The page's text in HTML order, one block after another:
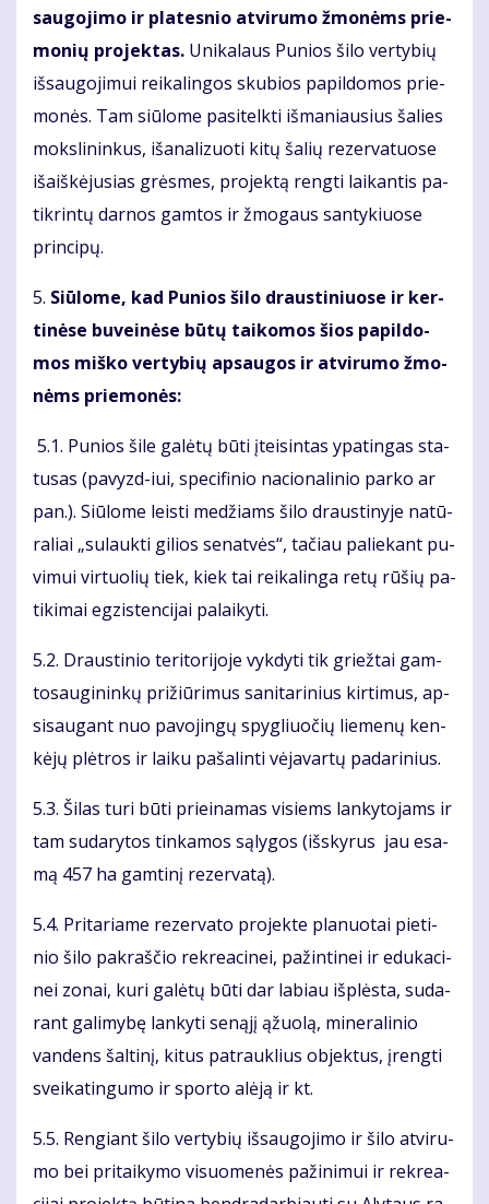
sau­go­ji­mo ir pla­tes­nio at­vi­ru­mo žmo­nėms prie­
mo­nių pro­jek­tas. Uni­ka­laus Pu­nios ši­lo ver­ty­bių
iš­sau­go­ji­mui rei­ka­lin­gos sku­bios pa­pil­do­mos prie­
mo­nės. Tam siū­lo­me pa­si­telk­ti iš­ma­niau­sius ša­lies
moks­li­nin­kus, iš­ana­li­zuo­ti ki­tų ša­lių re­zer­va­tuo­se
iš­aiš­kė­ju­sias grės­mes, pro­jek­tą reng­ti lai­kan­tis pa­
tik­rin­tų dar­nos gam­tos ir žmo­gaus san­ty­kiuo­se
prin­ci­pų.
5. Siū­lo­me, kad Pu­nios ši­lo draus­ti­niuo­se ir ker­
ti­nė­se bu­vei­nė­se bū­tų tai­ko­mos šios pa­pil­do­
mos miš­ko ver­ty­bių ap­sau­gos ir at­vi­ru­mo žmo­
nėms prie­mo­nės:
5.1. Pu­nios ši­le ga­lė­tų bū­ti įtei­sin­tas ypa­tin­gas sta­
tu­sas (pa­vyzd-iui, spe­ci­fi­nio na­cio­na­li­nio par­ko ar
pan.). Siū­lo­me leis­ti me­džiams ši­lo draus­ti­ny­je na­tū­
ra­liai „su­lauk­ti gi­lios se­nat­vės“, ta­čiau pa­lie­kant pu­
vi­mui vir­tuo­lių tiek, kiek tai rei­ka­lin­ga re­tų rū­šių pa­
ti­ki­mai eg­zis­ten­ci­jai pa­lai­ky­ti.
5.2. Draus­ti­nio te­ri­to­ri­jo­je vyk­dy­ti tik griež­tai gam­
to­sau­gi­nin­kų pri­žiū­ri­mus sa­ni­ta­ri­nius kir­ti­mus, ap­
si­sau­gant nuo pa­vo­jin­gų spyg­liuo­čių lie­me­nų ken­
kė­jų plėt­ros ir lai­ku pa­ša­lin­ti vė­ja­var­tų pa­da­ri­nius.
5.3. Ši­las tu­ri bū­ti pri­ei­na­mas vi­siems lan­ky­to­jams ir
tam su­da­ry­tos tin­ka­mos są­ly­gos (iš­sky­rus jau esa­
mą 457 ha gam­ti­nį re­zer­va­tą).
5.4. Pri­ta­ria­me re­zer­va­to pro­jek­te pla­nuo­tai pie­ti­
nio ši­lo pa­kraš­čio rek­re­a­ci­nei, pa­žin­ti­nei ir edu­ka­ci­
nei zo­nai, ku­ri ga­lė­tų bū­ti dar la­biau iš­plės­ta, su­da­
rant ga­li­my­bę lan­ky­ti se­ną­jį ąžuo­lą, mi­ne­ra­li­nio
van­dens šal­ti­nį, ki­tus pa­trauk­lius ob­jek­tus, įreng­ti
svei­ka­tin­gu­mo ir spor­to alė­ją ir kt.
5.5. Ren­giant ši­lo ver­ty­bių iš­sau­go­ji­mo ir ši­lo at­vi­ru­
mo bei pri­tai­ky­mo vi­suo­me­nės pa­ži­ni­mui ir rek­re­a­